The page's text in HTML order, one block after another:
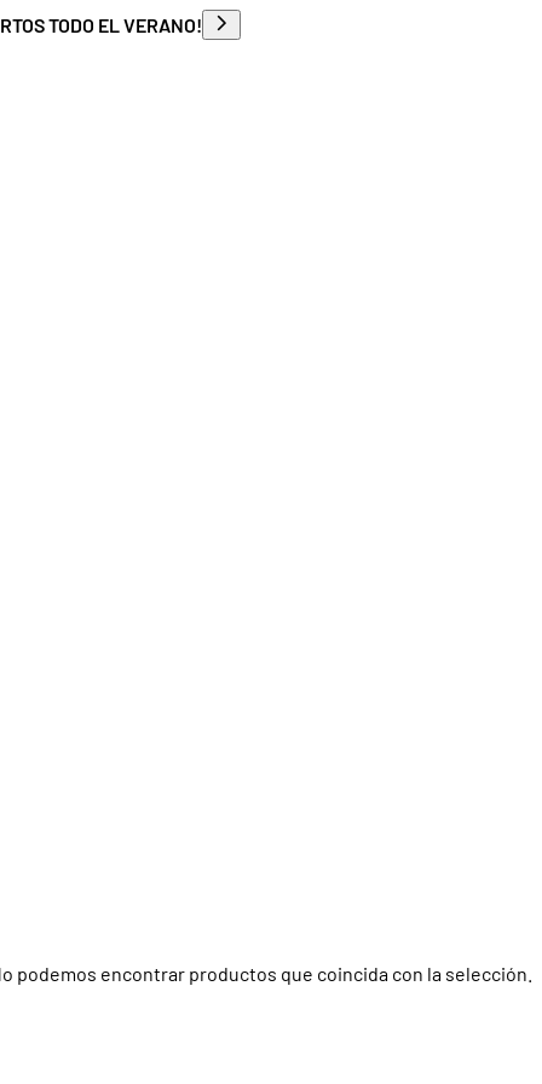
TODO EL VERANO!
podemos encontrar productos que coincida con la selección.